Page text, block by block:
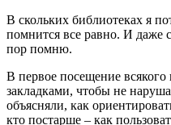
В скольких библиотеках я
помнится все равно. И даже
пор помню.
В первое посещение всякого
закладками, чтобы не
объясняли, как
кто постарше – как